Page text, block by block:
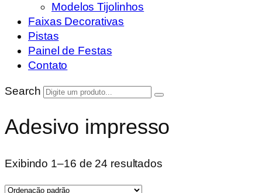
Modelos Tijolinhos
Faixas Decorativas
Pistas
Painel de Festas
Contato
Search
Adesivo impresso
Exibindo 1–16 de 24 resultados